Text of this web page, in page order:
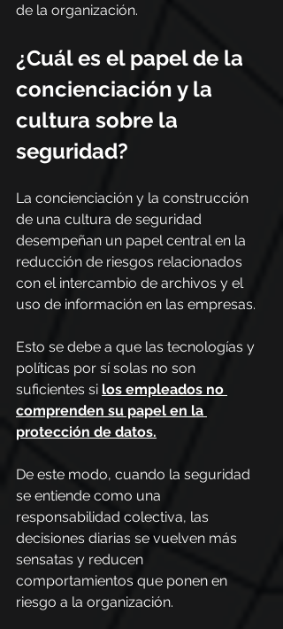
de la organización.
¿Cuál es el papel de la
concienciación y la
cultura sobre la
seguridad?
La concienciación y la construcción
de una cultura de seguridad
desempeñan un papel central en la
reducción de riesgos relacionados
con el intercambio de archivos y el
uso de información en las empresas.
Esto se debe a que las tecnologías y
políticas por sí solas no son
suficientes si los empleados no
comprenden su papel en la
protección de datos.
De este modo, cuando la seguridad
se entiende como una
responsabilidad colectiva, las
decisiones diarias se vuelven más
sensatas y reducen
comportamientos que ponen en
riesgo a la organización.